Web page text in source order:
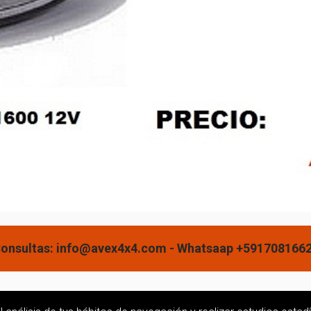
info@avex4x4.com - Whatsaap